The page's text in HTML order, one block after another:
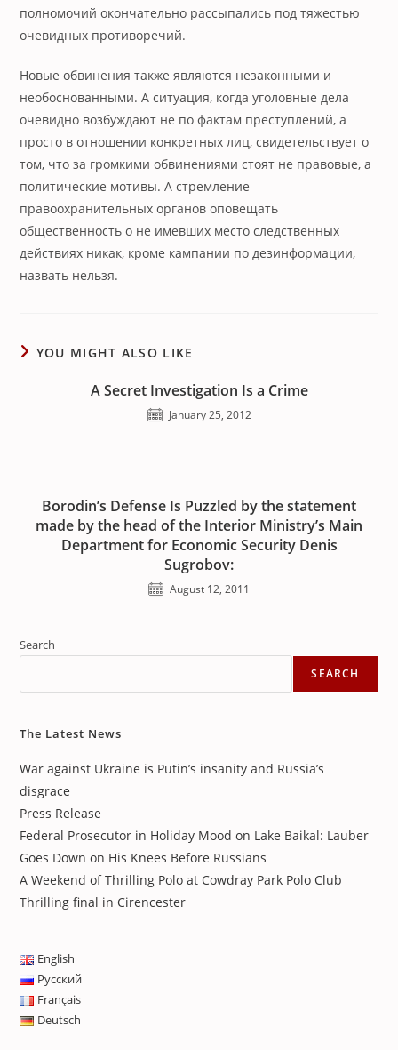
полномочий окончательно рассыпались под тяжестью
очевидных противоречий.
Новые обвинения также являются незаконными и
необоснованными. А ситуация, когда уголовные дела
очевидно возбуждают не по фактам преступлений, а
просто в отношении конкретных лиц, свидетельствует о
том, что за громкими обвинениями стоят не правовые, а
политические мотивы. А стремление
правоохранительных органов оповещать
общественность о не имевших место следственных
действиях никак, кроме кампании по дезинформации,
назвать нельзя.
YOU MIGHT ALSO LIKE
A Secret Investigation Is a Crime
January 25, 2012
Borodin’s Defense Is Puzzled by the statement
made by the head of the Interior Ministry’s Main
Department for Economic Security Denis
Sugrobov:
August 12, 2011
Search
SEARCH
The Latest News
War against Ukraine is Putin’s insanity and Russia’s
disgrace
Press Release
Federal Prosecutor in Holiday Mood on Lake Baikal: Lauber
Goes Down on His Knees Before Russians
A Weekend of Thrilling Polo at Cowdray Park Polo Club
Thrilling final in Cirencester
English
Русский
Français
Deutsch